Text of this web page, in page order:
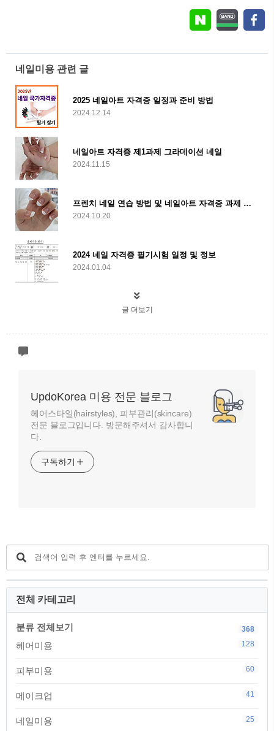
네일미용 관련 글
2025 네일아트 자격증 일정과 준비 방법
2024.12.14
네일아트 자격증 제1과제 그라데이션 네일
2024.11.15
프렌치 네일 연습 방법 및 네일아트 자격증 과제 준비방법
2024.10.20
2024 네일 자격증 필기시험 일정 및 정보
2024.01.04
글 더보기
UpdoKorea 미용 전문 블로그
헤어스타일(hairstyles), 피부관리(skincare)
전문 블로그입니다. 방문해주셔서 감사합니
다.
구독하기
전체 카테고리
분류 전체보기 368
헤어미용 128
피부미용 60
메이크업 41
네일미용 25